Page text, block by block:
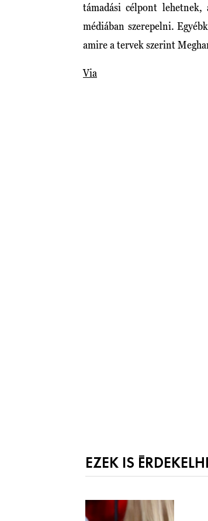
támadási célpont
médiában szerepelni.
amire a tervek szerint
Via
EZEK IS